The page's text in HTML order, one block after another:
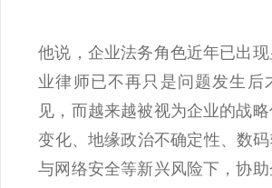
他说，企业法务角色近年已出
业律师已不再只是问题发生后
见，而越来越被视为企业的战
变化、地缘政治不确定性、数
与网络安全等新兴风险下，协